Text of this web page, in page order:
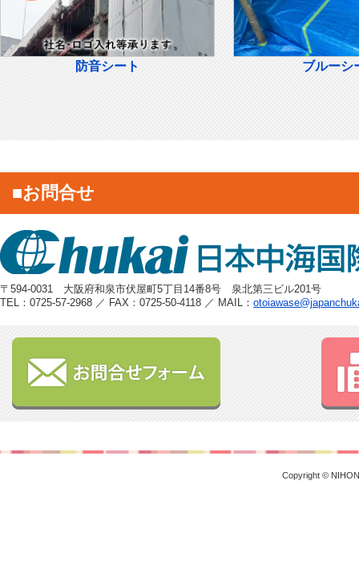
防音シート ブルーシ
■お問合せ
〒594-0031 大阪府和泉市伏屋町5丁目14番8号 泉北第三ビル201号
TEL：0725-57-2968 ／ FAX：0725-50-4118 ／ MAIL：
Copyright ©